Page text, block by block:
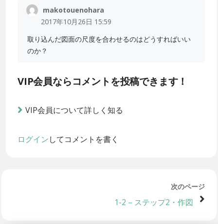
makotouenohara
2017年10月26日 15:59
取り込んだ図面の尺度を合わせるのはどうすればいい
のか？
VIP会員ならコメントを投稿できます！
VIP会員について詳しく知る
ログインしてコメントを書く
次のページ
1-2 – ステップ2・作図